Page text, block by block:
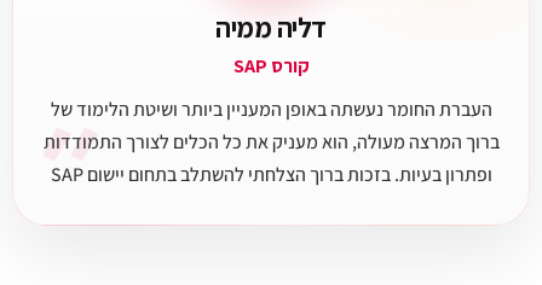
״
דליה ממיה
קורס SAP
העברת החומר נעשתה באופן המעניין ביותר ושיטת הלימוד של
ברוך המרצה מעולה, הוא מעניק את כל הכלים לצורך התמודדות
ופתרון בעיות. בזכות ברוך הצלחתי להשתלב בתחום יישום SAP